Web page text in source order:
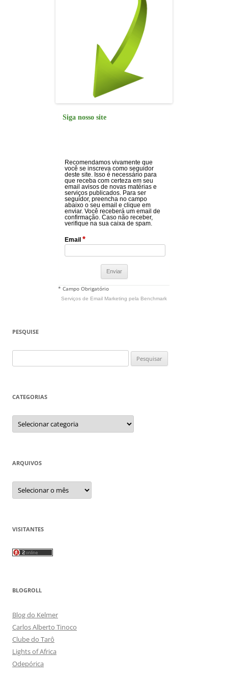
Siga nosso site
Recomendamos vivamente que
você se inscreva como seguidor
deste site. Isso é necessário para
que receba com certeza em seu
email avisos de novas matérias e
serviços publicados. Para ser
seguidor, preencha no campo
abaixo o seu email e clique em
enviar. Você receberá um email de
confirmação. Caso não receber,
verifique na sua caixa de spam.
Email *
* Campo Obrigatório
Serviços de Email Marketing pela Benchmark
PESQUISE
por:
CATEGORIAS
Categorias
ARQUIVOS
Arquivos
VISITANTES
BLOGROLL
Blog do Kelmer
Carlos Alberto Tinoco
Clube do Tarô
Lights of Africa
Odepórica